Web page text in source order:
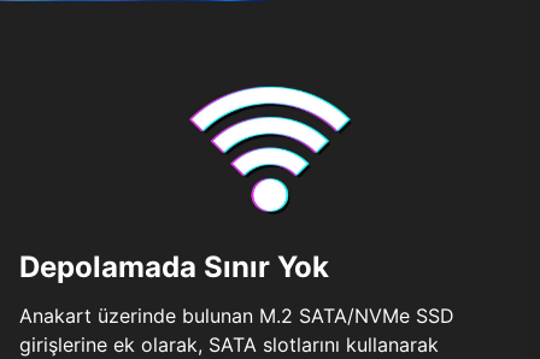
Depolamada Sınır Yok
Anakart üzerinde bulunan M.2 SATA/NVMe SSD
girişlerine ek olarak, SATA slotlarını kullanarak